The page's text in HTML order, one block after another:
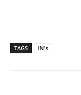
TAGS IN's